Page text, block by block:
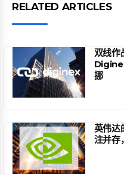
RELATED ARTICLES
双线作
挪
英伟达
注并存